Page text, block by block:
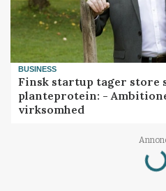
BUSINESS
Finsk startup tager store
planteprotein: -
virksomhed
Loading...